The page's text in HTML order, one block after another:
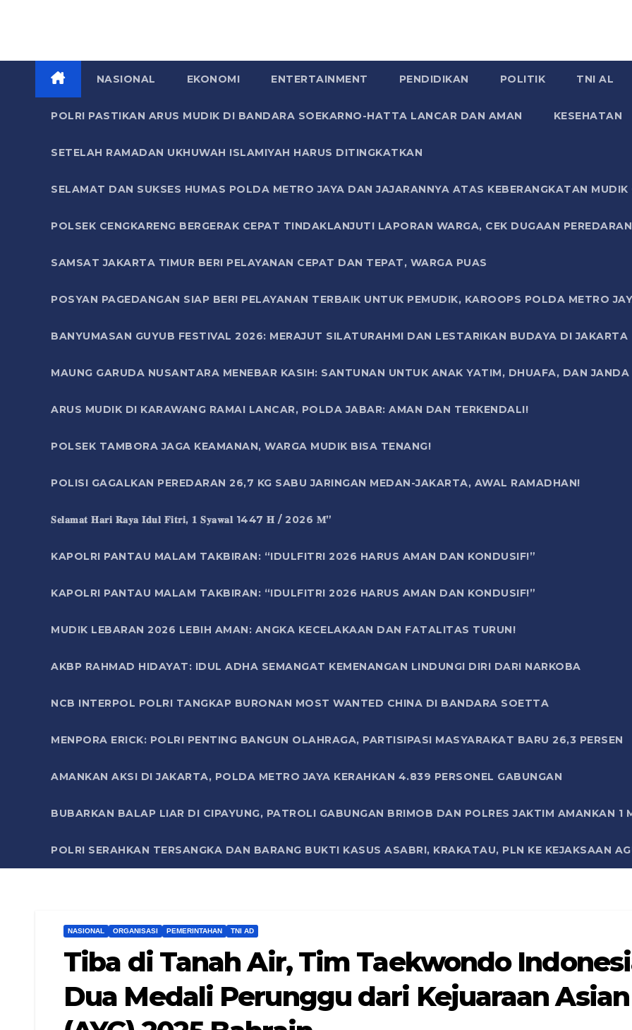
NASIONAL EKONOMI ENTERTAINMENT PENDIDIKAN POLITIK TNI AL
POLRI PASTIKAN ARUS MUDIK DI BANDARA SOEKARNO-HATTA LANCAR DAN AMAN KESEHATAN
SETELAH RAMADAN UKHUWAH ISLAMIYAH HARUS DITINGKATKAN
SELAMAT DAN SUKSES HUMAS POLDA METRO JAYA DAN JAJARANNYA ATAS KEBERANGKATAN
POLSEK CENGKARENG BERGERAK CEPAT TINDAKLANJUTI LAPORAN WARGA, CEK DUGAAN
SAMSAT JAKARTA TIMUR BERI PELAYANAN CEPAT DAN TEPAT, WARGA PUAS
POSYAN PAGEDANGAN SIAP BERI PELAYANAN TERBAIK UNTUK PEMUDIK, KAROOPS POLDA METRO
BANYUMASAN GUYUB FESTIVAL 2026: MERAJUT SILATURAHMI DAN LESTARIKAN BUDAYA DI JAKARTA
MAUNG GARUDA NUSANTARA MENEBAR KASIH: SANTUNAN UNTUK ANAK YATIM, DHUAFA, DAN
ARUS MUDIK DI KARAWANG RAMAI LANCAR, POLDA JABAR: AMAN DAN TERKENDALI!
POLSEK TAMBORA JAGA KEAMANAN, WARGA MUDIK BISA TENANG!
POLISI GAGALKAN PEREDARAN 26,7 KG SABU JARINGAN MEDAN-JAKARTA, AWAL RAMADHAN!
𝐒𝐞𝐥𝐚𝐦𝐚𝐭 𝐇𝐚𝐫𝐢 𝐑𝐚𝐲𝐚 𝐈𝐝𝐮𝐥 𝐅𝐢𝐭𝐫𝐢, 𝟏 𝐒𝐲𝐚𝐰𝐚𝐥 1447 𝐇 / 2026 𝐌”
KAPOLRI PANTAU MALAM TAKBIRAN: “IDULFITRI 2026 HARUS AMAN DAN KONDUSIF!”
KAPOLRI PANTAU MALAM TAKBIRAN: “IDULFITRI 2026 HARUS AMAN DAN KONDUSIF!”
MUDIK LEBARAN 2026 LEBIH AMAN: ANGKA KECELAKAAN DAN FATALITAS TURUN!
AKBP RAHMAD HIDAYAT: IDUL ADHA SEMANGAT KEMENANGAN LINDUNGI DIRI DARI NARKOBA
NCB INTERPOL POLRI TANGKAP BURONAN MOST WANTED CHINA DI BANDARA SOETTA
MENPORA ERICK: POLRI PENTING BANGUN OLAHRAGA, PARTISIPASI MASYARAKAT BARU 26,3 PERSEN
AMANKAN AKSI DI JAKARTA, POLDA METRO JAYA KERAHKAN 4.839 PERSONEL GABUNGAN
BUBARKAN BALAP LIAR DI CIPAYUNG, PATROLI GABUNGAN BRIMOB DAN POLRES JAKTIM AMANKAN 1
POLRI SERAHKAN TERSANGKA DAN BARANG BUKTI KASUS ASABRI, KRAKATAU, PLN KE KEJAKSAAN
NASIONAL ORGANISASI PEMERINTAHAN TNI AD
Tiba di Tanah Air, Tim Taekwondo
Dua Medali Perunggu dari Kejuaraan